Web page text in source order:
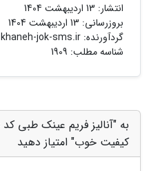
انتشار: 13 اردیبهشت 1404
بروزرسانی: 13 اردیبهشت 1404
گردآورنده: khaneh-jok-sms.ir
شناسه مطلب: 1909
کیفیت خوب" امتیاز دهید